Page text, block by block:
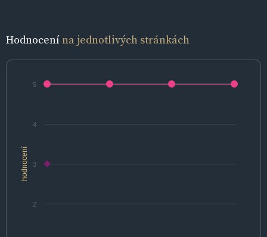
Hodnocenína jednotlivých stránkách
hodnocení
2
3
4
5